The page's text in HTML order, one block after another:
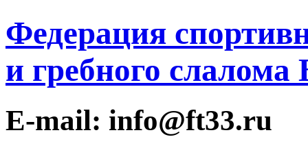
Федерация
и гребного
E-mail: info@ft33.ru